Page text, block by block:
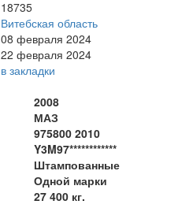
18735
Витебская область
08 февраля 2024
22 февраля 2024
в закладки
2008
МАЗ
975800 2010
Y3M97************
Штампованные
Одной марки
27 400 кг.